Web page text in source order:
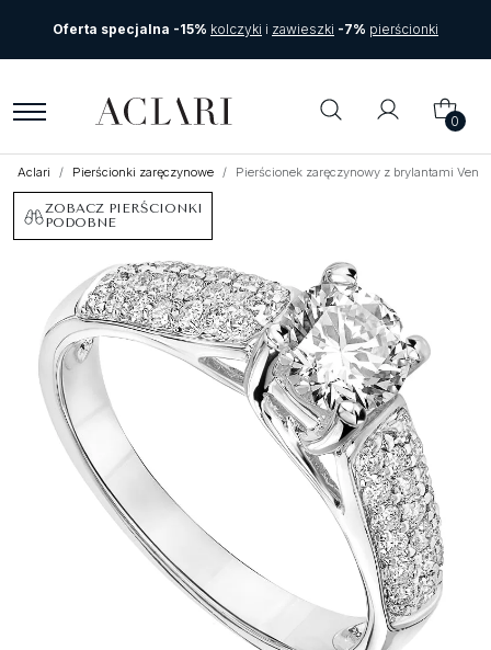
Oferta specjalna -15% kolczyki i zawieszki -7% pierścionki
0
Aclari Pierścionki zaręczynowe Pierścionek zaręczynowy z brylantami
ZOBACZ PIERŚCIONKI
PODOBNE